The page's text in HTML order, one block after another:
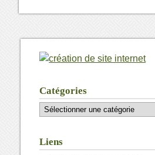
Catégories
Catégories
Liens